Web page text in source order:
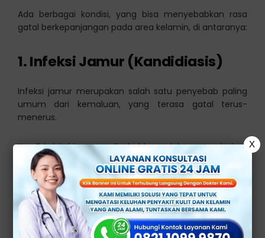
Ada berbagai kondisi, yang bisa menyebabkan rasa
gatal berkepanjangan pada area kelamin, di antaranya:
1. Infeksi Jamur (Kandidiasis)
Infeksi jamur merupakan salah satu penyebab paling
umum dari kemaluan, yang terasa gatal terus-
menerus.
Kondisi ini biasanya disebabkan oleh pertumbuhan
jamur yang berlebih di area genital, akibat kelembapan
yang tinggi, penggunaan pakaian ketat, atau daya
tahan tubuh menurun.
2. Infeksi Menular Seksual (IMS)
X